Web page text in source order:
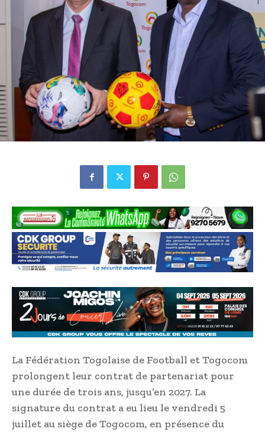
La Fédération Togolaise de Football et Togocom
prolongent leur contrat de partenariat pour
une durée de trois ans, jusqu’en 2027. La
signature du contrat a eu lieu le vendredi 5
juillet au siège de Togocom, en présence du